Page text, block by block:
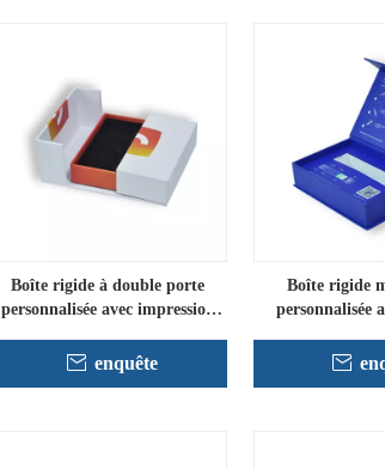
Boîte rigide à double porte
personnalisée avec impression
enquête
Boîte rigide
personnalisée